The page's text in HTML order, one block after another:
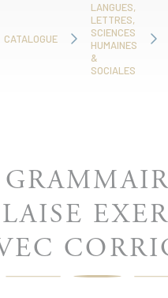
CATALOGUE
LANGUES,
LETTRES,
SCIENCES
HUMAINES
&
SOCIALES